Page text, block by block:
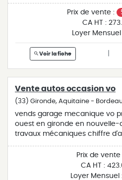
couple. belle façade vitrée.
fermé le dimanche. fermeture
273.000€. plus de
déductible et ht amortissable).
de commerce: 218.000€. réf.:
Prix de vente :
CA HT :
Loyer Mensuel
Voir la fiche
Vente autos occasion vo
(33) Gironde, Aquitaine -
vends garage mecanique vo
ouest en gironde en
travaux mécaniques chiffre
véhicules , travaux
l'un serait à la vente et l'autre
consulter pour plus de
Prix de vente
CA HT :
Loyer Mensuel